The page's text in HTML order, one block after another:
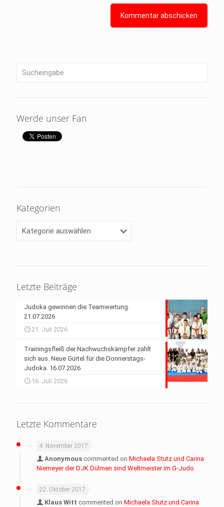
Werde unser Fan
Kategorien
Letzte Beiträge
Judoka gewinnen die Teamwertung.
21.07.2026
21. Juli 2026
Trainingsfleiß der Nachwuchskämpfer zahlt
sich aus. Neue Gürtel für die Donnerstags-
Judoka. 16.07.2026
16. Juli 2026
Letzte Kommentare
4. November 2017
Anonymous commented on Michaela Stutz und Carina
Niemeyer der DJK Dülmen sind Weltmeister im G-Judo
22. Oktober 2017
Klaus Witt commented on Michaela Stutz und Carina